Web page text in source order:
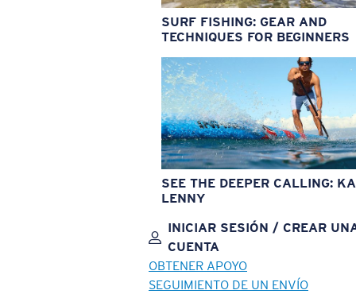
SURF FISHING: GEAR AND
TECHNIQUES FOR BEGINNERS
SEE THE DEEPER CALLING:
LENNY
INICIAR SESIÓN / CREAR
CUENTA
OBTENER APOYO
SEGUIMIENTO DE UN ENVÍO